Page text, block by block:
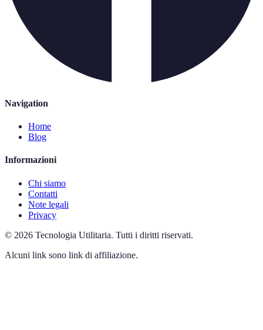
Navigation
Home
Blog
Informazioni
Chi siamo
Contatti
Note legali
Privacy
© 2026 Tecnologia Utilitaria. Tutti i diritti riservati.
Alcuni link sono link di affiliazione.